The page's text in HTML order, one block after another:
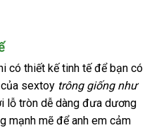
có thiết kế tinh tếThái
Lan
để bạn có
Mỹ
của sextoy trông giống như
lỗ tròn dễ dàng đưa dương
mạnh mẽ tại
để anh em cảm